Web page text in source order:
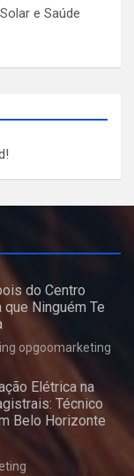
e Saúde
do Centro
Ninguém Te
opgoomarketing
Elétrica na
Técnico
Belo Horizonte